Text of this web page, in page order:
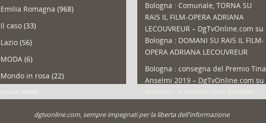
Emilia Romagna (968)
Il caso(33)
Lazio(56)
MODA(6)
Mondo in rosa (22)
(993)
Bologna : Comunale, TORNA SU
RAI5 IL FILM-OPERA ADRIANA
LECOUVREUR – DgTvOnline.com su
Bologna : DOMANI SU RAI5 IL FILM-
OPERA ADRIANA LECOUVREUR
Bologna : consegna del Premio Tina
Anselmi 2019 – DgTvOnline.com su
dgtvonline.com, sempre impegnati per la liberta dell'informazione